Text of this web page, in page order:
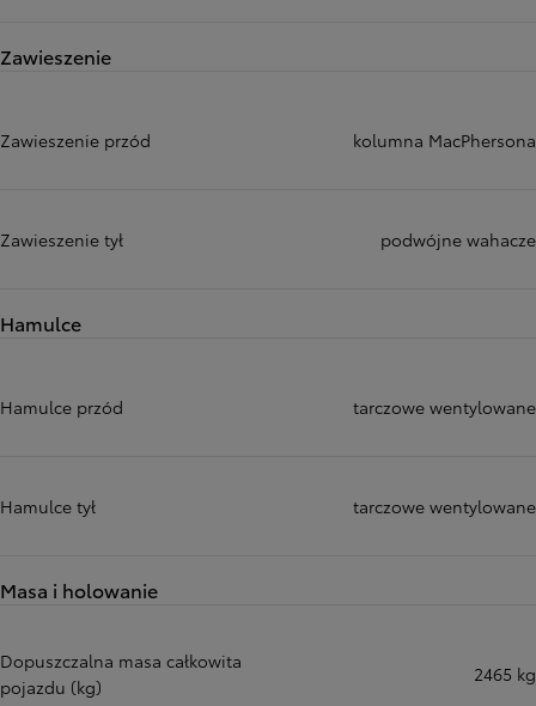
Zawieszenie
Zawieszenie przód kolumna MacPhersona
Zawieszenie tył podwójne wahacze
Hamulce
Hamulce przód tarczowe wentylowane
Hamulce tył tarczowe wentylowane
Masa i holowanie
Dopuszczalna masa całkowita
pojazdu (kg)
2465 kg